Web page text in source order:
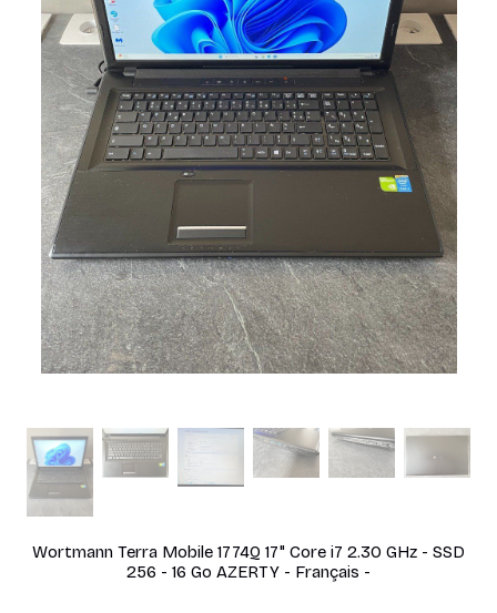
Wortmann Terra Mobile 1774Q 17" Core i7 2.30 GHz - SSD
256 - 16 Go AZERTY - Français -